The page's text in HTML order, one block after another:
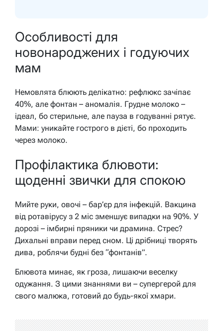
Особливості для
новонароджених і годуючих
мам
Немовлята блюють делікатно: рефлюкс зачіпає
40%, але фонтан – аномалія. Грудне молоко –
ідеал, бо стерильне, але пауза в годуванні рятує.
Мами: уникайте гострого в дієті, бо проходить
через молоко.
Профілактика блювоти:
щоденні звички для спокою
Мийте руки, овочі – бар’єр для інфекцій. Вакцина
від ротавірусу з 2 міс зменшує випадки на 90%. У
дорозі – імбирні пряники чи драмина. Стрес?
Дихальні вправи перед сном. Ці дрібниці творять
дива, роблячи будні без “фонтанів”.
Блювота минає, як гроза, лишаючи веселку
одужання. З цими знаннями ви – супергерой для
свого малюка, готовий до будь-якої хмари.